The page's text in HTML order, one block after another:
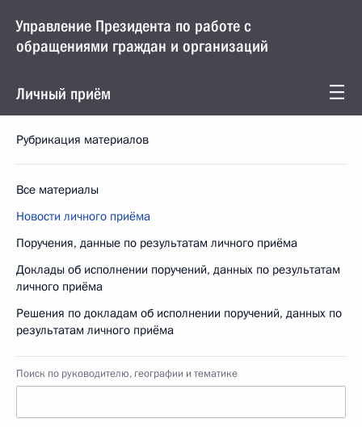
Управление Президента по работе с
обращениями граждан и организаций
Личный приём
Рубрикация материалов
Все материалы
Новости личного приёма
Поручения, данные по результатам личного приёма
Доклады об исполнении поручений, данных по результатам
личного приёма
Решения по докладам об исполнении поручений, данных по
результатам личного приёма
Поиск по руководителю, географии и тематике